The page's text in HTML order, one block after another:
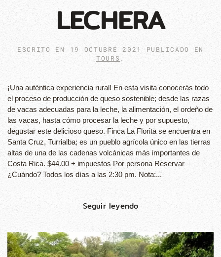
LECHERA
ESCRITO EN 19 OCTUBRE 2021
PUBLICADO EN
TOURS .
¡Una auténtica experiencia rural! En esta visita conocerás todo
el proceso de producción de queso sostenible; desde las razas
de vacas adecuadas para la leche, la alimentación, el ordeño de
las vacas, hasta cómo procesar la leche y por supuesto,
degustar este delicioso queso. Finca La Florita se encuentra en
Santa Cruz, Turrialba; es un pueblo agrícola único en las tierras
altas de una de las cadenas volcánicas más importantes de
Costa Rica. $44.00 + impuestos Por persona Reservar
¿Cuándo? Todos los días a las 2:30 pm. Nota:...
Seguir leyendo